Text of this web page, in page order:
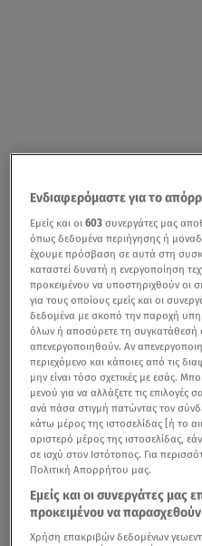
Ενδιαφερόμαστε για το
Εμείς και οι603 συνεργάτες μας
όπως δεδομένα περιήγησης ή
έχουμε πρόσβαση σε αυτά στη
καταστεί δυνατή η ενεργοποίηση
προκειμένου να υποστηριχθούν οι
για τους οποίους εμείς και οι
δεδομένα με σκοπό την παροχή
όλων ή αποσύρετε τη συγκατάθεσή
απενεργοποιηθούν. Αν
περιεχόμενο και κάποιες από τις
μην είναι τόσο σχετικές με εσάς.
μενού για να αλλάξετε τις
ανά πάσα στιγμή πατώντας τον
κάτω μέρος της ιστοσελίδας [ή το
αριστερό μέρος της ιστοσελίδας,
σε ισχύ στον Ιστότοπος. Για
Πολιτική Απορρήτου μας.
Εμείς και οι συνεργάτες μας
προκειμένου να παρασχεθούν
Χρήση επακριβών δεδομένων